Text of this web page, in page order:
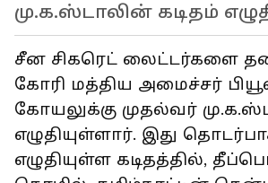
மு.க.ஸ்டாலின் கடிதம்
சீன சிகரெட் லைட்டர்களை
கோரி மத்திய அமைச்சர்
கோயலுக்கு முதல்வர்
எழுதியுள்ளார். இது
எழுதியுள்ள கடிதத்தில்,